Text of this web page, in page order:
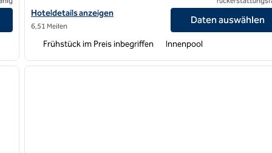
Hoteldetails für Embassy Suites by Hilton San Francisco Airport
Hoteldetails anzeigen
6,51 Meilen
Daten auswählen
Frühstück im Preis inbegriffen Innenpool
nächstes Bild
1 von 12